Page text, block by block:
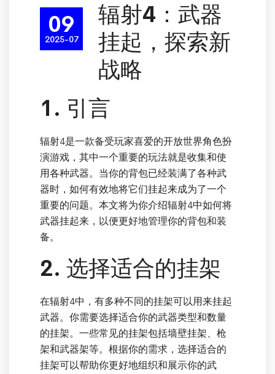
09
2025-07
辐射4：武器
挂起，探索新
战略
1. 引言
辐射4是一款备受玩家喜爱的开放世界角色扮
演游戏，其中一个重要的玩法就是收集和使
用各种武器。当你的背包已经装满了各种武
器时，如何有效地将它们挂起来成为了一个
重要的问题。本文将为你介绍辐射4中如何将
武器挂起来，以便更好地管理你的背包和装
备。
2. 选择适合的挂架
在辐射4中，有多种不同的挂架可以用来挂起
武器。你需要选择适合你的武器类型和数量
的挂架。一些常见的挂架包括墙壁挂架、枪
架和武器架等。根据你的需求，选择适合的
挂架可以帮助你更好地组织和展示你的武